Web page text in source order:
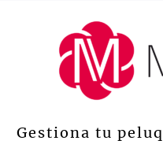
Gestiona tu